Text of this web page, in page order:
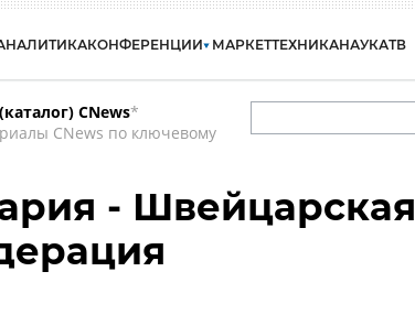
КОНФЕРЕНЦИИ МАРКЕТТЕХНИКАНАУКАТВ
CNews*
CNews по ключевому
- Швейцарская